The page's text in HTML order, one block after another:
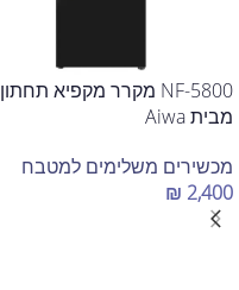
NF-5800 מקרר מקפיא תחתון
מבית Aiwa
מכשירים משלימים למטבח
₪ 2,400
הוספה לסל